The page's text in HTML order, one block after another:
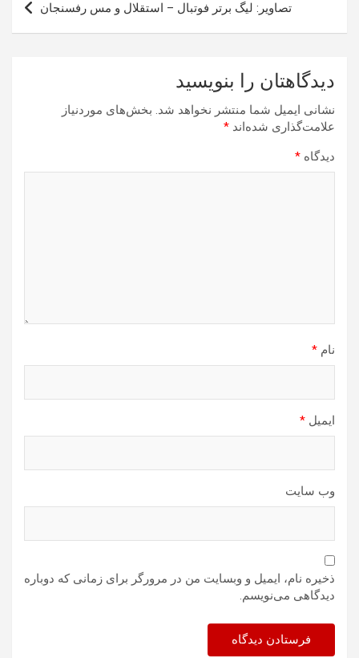
تصاویر: لیگ برتر فوتبال – استقلال و مس رفسنجان
دیدگاهتان را بنویسید
نشانی ایمیل شما منتشر نخواهد شد. بخش‌های موردنیاز
علامت‌گذاری شده‌اند *
دیدگاه *
نام *
ایمیل *
وب‌ سایت
ذخیره نام، ایمیل و وبسایت من در مرورگر برای زمانی که دوباره
دیدگاهی می‌نویسم.